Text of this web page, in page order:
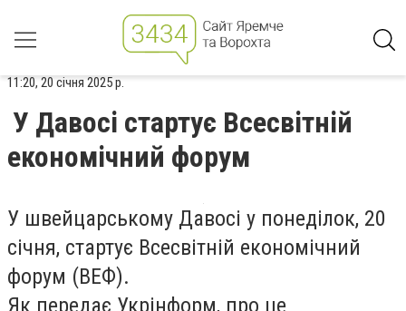
11:20, 20 січня 2025 р.
У Давосі стартує Всесвітній
економічний форум
У швейцарському Давосі у понеділок, 20
січня, стартує Всесвітній економічний
форум (ВЕФ).
Як передає Укрінформ, про це